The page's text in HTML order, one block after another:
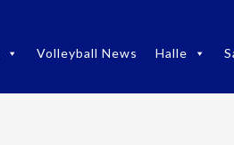
Volleyball News Halle